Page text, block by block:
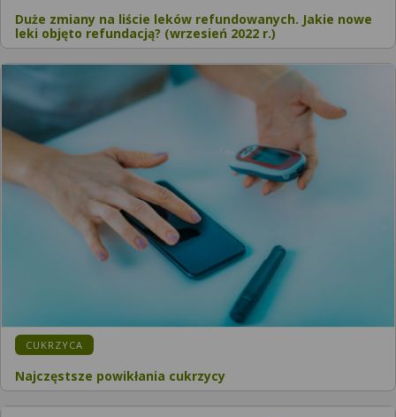
Duże zmiany na liście leków refundowanych. Jakie nowe
leki objęto refundacją? (wrzesień 2022 r.)
CUKRZYCA
Najczęstsze powikłania cukrzycy